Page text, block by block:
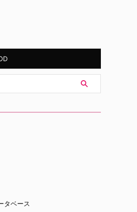
タベース